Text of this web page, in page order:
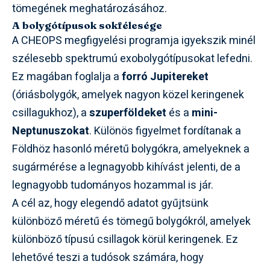
tömegének meghatározásához.
A bolygótípusok sokfélesége
A CHEOPS megfigyelési programja igyekszik minél
szélesebb spektrumú exobolygótípusokat lefedni.
Ez magában foglalja aforró Jupitereket
(óriásbolygók, amelyek nagyon közel keringenek
csillagukhoz), aszuperföldeket és a mini-
Neptunuszokat. Különös figyelmet fordítanak a
Földhöz hasonló méretű bolygókra, amelyeknek a
sugármérése a legnagyobb kihívást jelenti, de a
legnagyobb tudományos hozammal is jár.
A cél az, hogy elegendő adatot gyűjtsünk
különböző méretű és tömegű bolygókról, amelyek
különböző típusú csillagok körül keringenek. Ez
lehetővé teszi a tudósok számára, hogy